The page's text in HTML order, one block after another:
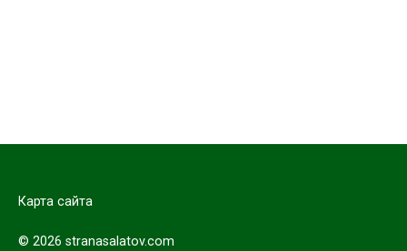
Карта сайта
© 2026 stranasalatov.com